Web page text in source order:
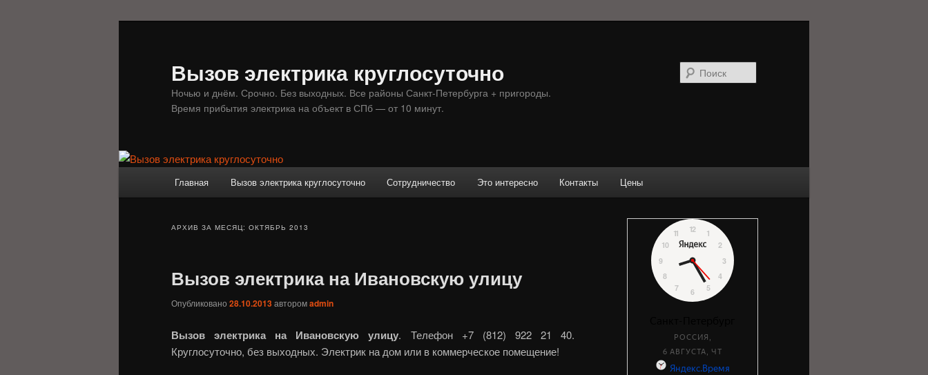
Вызов электрика круглосуточно
Ночью и днём. Срочно. Без выходных. Все районы Санкт-Петербурга + пригороды.
Время прибытия электрика на объект в СПб — от 10 минут.
Главная Вызов электрика круглосуточно Сотрудничество Это интересно Контакты Цены
АРХИВ ЗА МЕСЯЦ: ОКТЯБРЬ 2013
Вызов электрика на Ивановскую улицу
Опубликовано 28.10.2013авторомadmin
Вызов электрика на Ивановскую улицу. Телефон +7 (812) 922 21 40.
Круглосуточно, без выходных. Электрик на дом или в коммерческое помещение!